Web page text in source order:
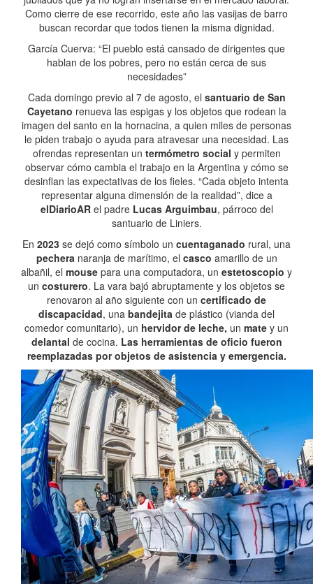
Como cierre de ese recorrido, este año las vasijas de barro
buscan recordar que todos tienen la misma dignidad.
García Cuerva: “El pueblo está cansado de dirigentes que
hablan de los pobres, pero no están cerca de sus
necesidades”
Cada domingo previo al 7 de agosto, el santuario de San
Cayetano renueva las espigas y los objetos que rodean la
imagen del santo en la hornacina, a quien miles de personas
le piden trabajo o ayuda para atravesar una necesidad. Las
ofrendas representan un termómetro social y permiten
observar cómo cambia el trabajo en la Argentina y cómo se
desinflan las expectativas de los fieles. “Cada objeto intenta
representar alguna dimensión de la realidad”, dice a
elDiarioARel padre Lucas Arguimbau, párroco del
santuario de Liniers.
En 2023 se dejó como símbolo un cuentaganado rural, una
pecheranaranja de marítimo, el casco amarillo de un
albañil, el mouse para una computadora, un estetoscopio y
un costurero. La vara bajó abruptamente y los objetos se
renovaron al año siguiente con un certificado de
discapacidad, una bandejita de plástico (vianda del
comedor comunitario), un hervidor de leche, un mate y un
delantal de cocina. Las herramientas de oficio fueron
reemplazadas por objetos de asistencia y emergencia.